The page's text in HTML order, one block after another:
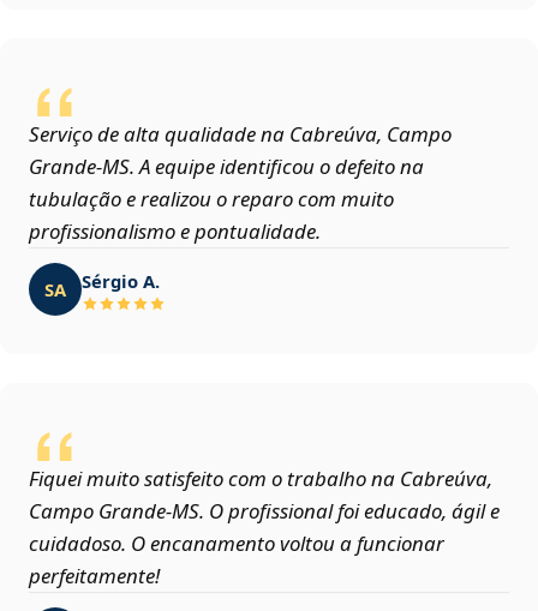
Serviço de alta qualidade na Cabreúva, Campo
Grande‑MS. A equipe identificou o defeito na
tubulação e realizou o reparo com muito
profissionalismo e pontualidade.
SA Sérgio A.
Fiquei muito satisfeito com o trabalho na Cabreúva,
Campo Grande‑MS. O profissional foi educado, ágil e
cuidadoso. O encanamento voltou a funcionar
perfeitamente!